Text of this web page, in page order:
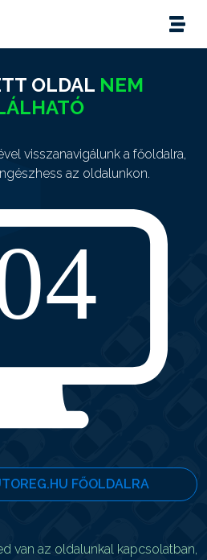
OLDAL NEM
visszanavigálunk a főoldalra,
az oldalunkon.
FŐOLDALRA
van az oldalunkal kapcsolatban,